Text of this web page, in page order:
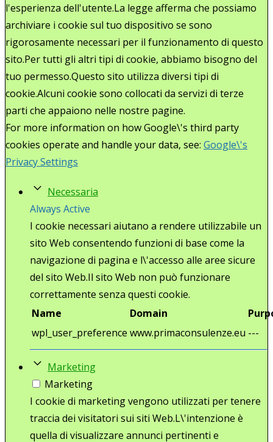
l'esperienza dell'utente.La legge afferma che possiamo
archiviare i cookie sul tuo dispositivo se sono
rigorosamente necessari per il funzionamento di questo
sito.Per tutti gli altri tipi di cookie, abbiamo bisogno del
tuo permesso.Questo sito utilizza diversi tipi di
cookie.Alcuni cookie sono collocati da servizi di terze
parti che appaiono nelle nostre pagine.
For more information on how Google\'s third party
cookies operate and handle your data, see: Google\'s
Privacy Settings
Necessaria
Always Active
I cookie necessari aiutano a rendere utilizzabile un
sito Web consentendo funzioni di base come la
navigazione di pagina e l\'accesso alle aree sicure
del sito Web.Il sito Web non può funzionare
correttamente senza questi cookie.
Name
Domain
wpl_user_preference www.primaconsulenze.eu ---
Marketing
Marketing
I cookie di marketing vengono utilizzati per tenere
traccia dei visitatori sui siti Web.L\'intenzione è
quella di visualizzare annunci pertinenti e